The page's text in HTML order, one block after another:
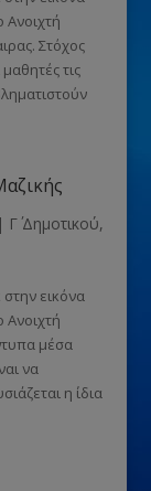
Ανοιχτή
Στόχος
τις
| Γ΄ Δημοτικού,
εικόνα
Ανοιχτή
μέσα
να
η ίδια